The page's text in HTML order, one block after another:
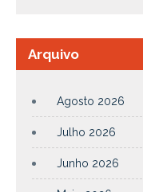
Arquivo
Agosto 2026
Julho 2026
Junho 2026